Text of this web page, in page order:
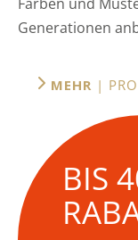
Generationen
MEHR |
BIS